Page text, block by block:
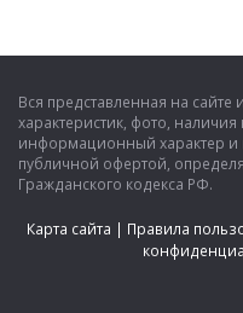
Вся представленная на
характеристик, фото,
информационный характер и
публичной офертой,
Гражданского кодекса РФ.
Карта сайта | Правила